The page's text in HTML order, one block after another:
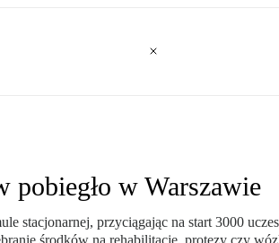
pobiegło w Warszawie
stacjonarnej, przyciągając na start 3000
środków na rehabilitację, protezy czy